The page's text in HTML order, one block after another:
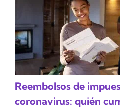
Reembolsos de
coronavirus: quién